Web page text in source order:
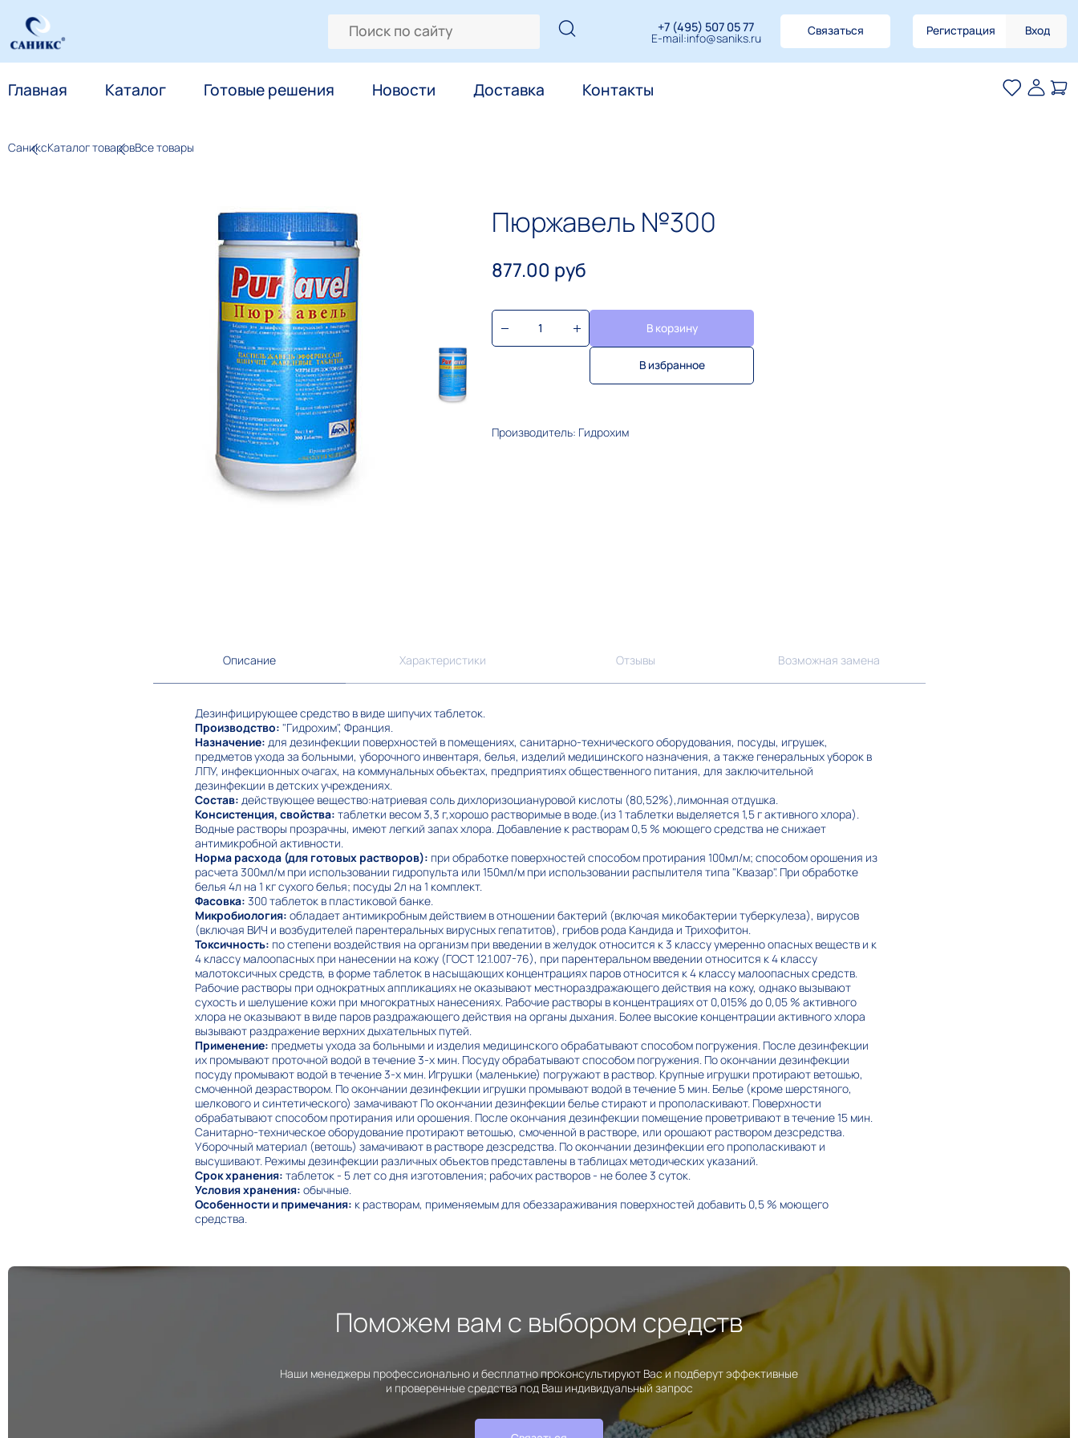
+7 (495) 507 05 77
E-mail:info@saniks.ru Связаться Регистрация Вход
Главная Каталог Готовые решения Новости Доставка Контакты
СаниксКаталог товаровВсе товары
Пюржавель №300
877.00 руб
В корзину
В избранное
Производитель: Гидрохим
Описание Характеристики Отзывы Возможная замена
Дезинфицирующее средство в виде шипучих таблеток.
Производство: "Гидрохим", Франция.
Назначение: для дезинфекции поверхностей в помещениях, санитарно-технического оборудования, посуды, игрушек,
предметов ухода за больными, уборочного инвентаря, белья, изделий медицинского назначения, а также генеральных уборок в
ЛПУ, инфекционных очагах, на коммунальных объектах, предприятиях общественного питания, для заключительной
дезинфекции в детских учреждениях.
Состав: действующее вещество:натриевая соль дихлоризоциануровой кислоты (80,52%),лимонная отдушка.
Консистенция, свойства: таблетки весом 3,3 г,хорошо растворимые в воде.(из 1 таблетки выделяется 1,5 г активного хлора).
Водные растворы прозрачны, имеют легкий запах хлора. Добавление к растворам 0,5 % моющего средства не снижает
антимикробной активности.
Норма расхода (для готовых растворов): при обработке поверхностей способом протирания 100мл/м; способом орошения из
расчета 300мл/м при использовании гидропульта или 150мл/м при использовании распылителя типа "Квазар". При обработке
белья 4л на 1 кг сухого белья; посуды 2л на 1 комплект.
Фасовка: 300 таблеток в пластиковой банке.
Микробиология: обладает антимикробным действием в отношении бактерий (включая микобактерии туберкулеза), вирусов
(включая ВИЧ и возбудителей парентеральных вирусных гепатитов), грибов рода Кандида и Трихофитон.
Токсичность: по степени воздействия на организм при введении в желудок относится к 3 классу умеренно опасных веществ и к
4 классу малоопасных при нанесении на кожу (ГОСТ 12.1.007-76), при парентеральном введении относится к 4 классу
малотоксичных средств, в форме таблеток в насыщающих концентрациях паров относится к 4 классу малоопасных средств.
Рабочие растворы при однократных аппликациях не оказывают местнораздражающего действия на кожу, однако вызывают
сухость и шелушение кожи при многократных нанесениях. Рабочие растворы в концентрациях от 0,015% до 0,05 % активного
хлора не оказывают в виде паров раздражающего действия на органы дыхания. Более высокие концентрации активного хлора
вызывают раздражение верхних дыхательных путей.
Применение: предметы ухода за больными и изделия медицинского обрабатывают способом погружения. После дезинфекции
их промывают проточной водой в течение 3-х мин. Посуду обрабатывают способом погружения. По окончании дезинфекции
посуду промывают водой в течение 3-х мин. Игрушки (маленькие) погружают в раствор. Крупные игрушки протирают ветошью,
смоченной дезраствором. По окончании дезинфекции игрушки промывают водой в течение 5 мин. Белье (кроме шерстяного,
шелкового и синтетического) замачивают По окончании дезинфекции белье стирают и прополаскивают. Поверхности
обрабатывают способом протирания или орошения. После окончания дезинфекции помещение проветривают в течение 15 мин.
Санитарно-техническое оборудование протирают ветошью, смоченной в растворе, или орошают раствором дезсредства.
Уборочный материал (ветошь) замачивают в растворе дезсредства. По окончании дезинфекции его прополаскивают и
высушивают. Режимы дезинфекции различных объектов представлены в таблицах методических указаний.
Срок хранения: таблеток - 5 лет со дня изготовления; рабочих растворов - не более 3 суток.
Условия хранения: обычные.
Особенности и примечания: к растворам, применяемым для обеззараживания поверхностей добавить 0,5 % моющего
средства.
Поможем вам с выбором средств
Наши менеджеры профессионально и бесплатно проконсультируют Вас и подберут эффективные
и проверенные средства под Ваш индивидуальный запрос